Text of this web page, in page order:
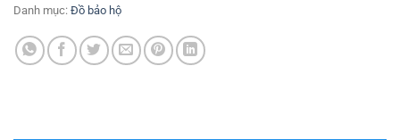
Danh mục: Đồ bảo hộ